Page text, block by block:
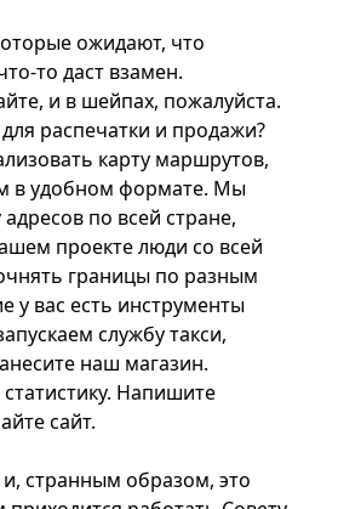
ожидают, что
то даст взамен.
и в шейпах, пожалуйста.
распечатки и продажи?
карту маршрутов,
в удобном формате. Мы
по всей стране,
проекте люди со всей
границы по разным
у вас есть инструменты
службу такси,
наш магазин.
Напишите
сайт.
странным образом, это